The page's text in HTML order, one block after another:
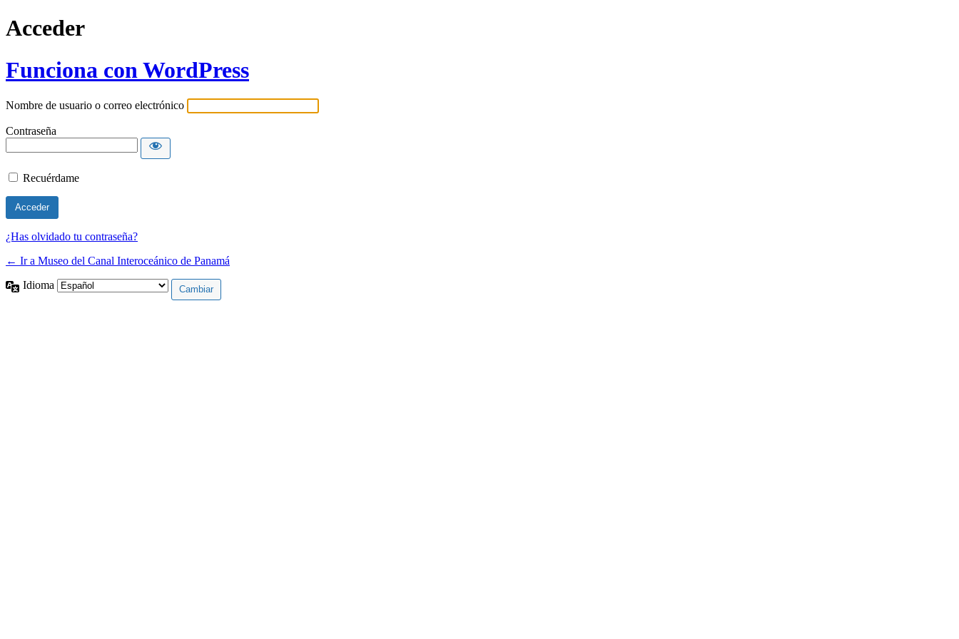
Acceder
Funciona con WordPress
Nombre de usuario o correo electrónico
Contraseña
Recuérdame
¿Has olvidado tu contraseña?
← Ir a Museo del Canal Interoceánico de Panamá
Idioma